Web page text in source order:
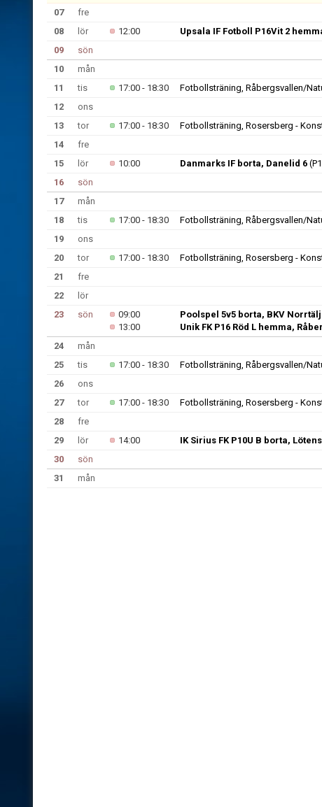
07
fre
08
lör 12:00 Upsala IF Fotboll P16Vit 2
09
sön
10
mån
11
tis 17:00 - 18:30 Fotbollsträning, Råbergsvallen/
12
ons
13
tor 17:00 - 18:30 Fotbollsträning, Rosersberg -
14
fre
15
lör 10:00 Danmarks IF borta, Danelid 6
16
sön
17
mån
18
tis 17:00 - 18:30 Fotbollsträning, Råbergsvallen/
19
ons
20
tor 17:00 - 18:30 Fotbollsträning, Rosersberg -
21
fre
22
lör
23
sön 09:00 Poolspel 5v5 borta, BKV
13:00
Unik FK P16 Röd L hemma,
24
mån
25
tis 17:00 - 18:30 Fotbollsträning, Råbergsvallen/
26
ons
27
tor 17:00 - 18:30 Fotbollsträning, Rosersberg -
28
fre
29
lör 14:00 IK Sirius FK P10U B borta,
30
sön
31 mån